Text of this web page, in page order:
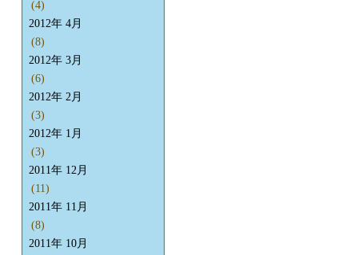
(4)
2012年 4月
(8)
2012年 3月
(6)
2012年 2月
(3)
2012年 1月
(3)
2011年 12月
(11)
2011年 11月
(8)
2011年 10月